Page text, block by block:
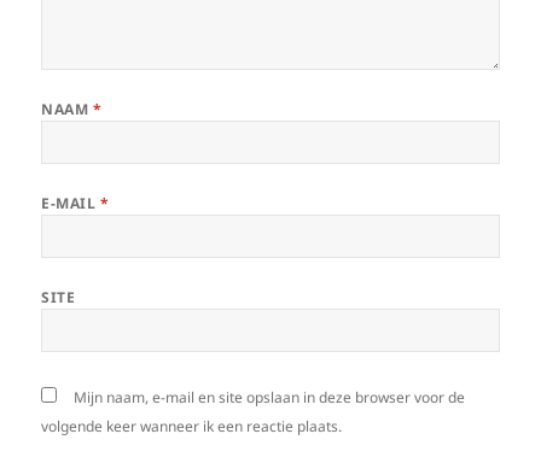
NAAM *
E-MAIL *
SITE
Mijn naam, e-mail en site opslaan in deze browser voor de
volgende keer wanneer ik een reactie plaats.